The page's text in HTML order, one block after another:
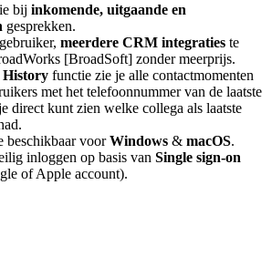
bij inkomende, uitgaande en
gesprekken.
meerdere CRM integraties te
[BroadSoft] zonder meerprijs.
functie zie je alle contactmomenten
met het telefoonnummer van de laatste
direct kunt zien welke collega als laatste
beschikbaar voorWindows & macOS.
inloggen op basis van Single sign-on
of Apple account).